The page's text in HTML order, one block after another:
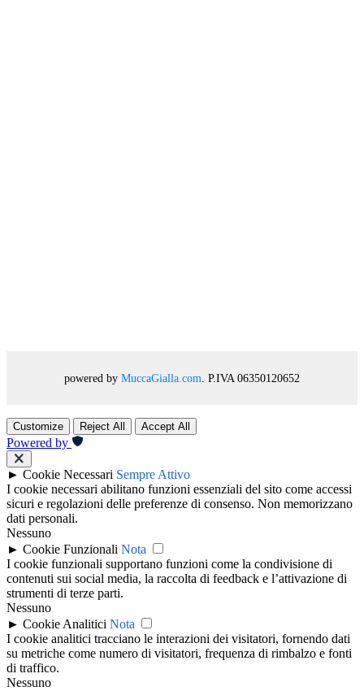
powered by MuccaGialla.com . P.IVA 06350120652
Customize Reject All Accept All
Powered by
► Cookie Necessari Sempre Attivo
I cookie necessari abilitano funzioni essenziali del sito come accessi
sicuri e regolazioni delle preferenze di consenso. Non memorizzano
dati personali.
Nessuno
► Cookie Funzionali Nota
I cookie funzionali supportano funzioni come la condivisione di
contenuti sui social media, la raccolta di feedback e l’attivazione di
strumenti di terze parti.
Nessuno
► Cookie Analitici Nota
I cookie analitici tracciano le interazioni dei visitatori, fornendo dati
su metriche come numero di visitatori, frequenza di rimbalzo e fonti
di traffico.
Nessuno